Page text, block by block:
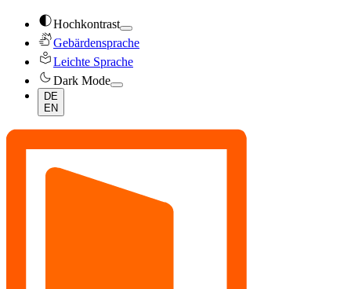
contrastHochkontrast
sign_languageGebärdensprache
local_libraryLeichte Sprache
dark_modeDark Mode
DE
EN